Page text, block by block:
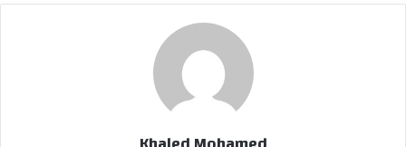
برنامج موسوعة الحديث الشريف مع الفهارس وتشمل فهارس
الإسناد والمتن للكتب السبعة ومسند احمد.
برنامج موسوعة شرح الحديث.
الشريف فتح الباري لشرح صحيح البخاري وشرح مسلم لعبد